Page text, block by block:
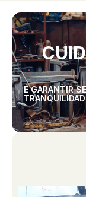
É GARANTIR